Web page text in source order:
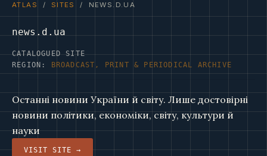
ATLAS / SITES / NEWS.D.UA
news.d.ua
CATALOGUED SITE
REGION:
BROADCAST, PRINT & PERIODICAL ARCHIVE
Останні новини України й світу. Лише достовірні
новини політики, економіки, світу, культури й
науки
VISIT SITE →